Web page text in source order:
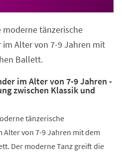
moderne tänzerische
Alter von 7-9 Jahren mit
Ballett.
im Alter von 7-9 Jahren -
zwischen Klassik und
tänzerische
von 7-9 Jahren mit dem
Der moderne Tanz greift die